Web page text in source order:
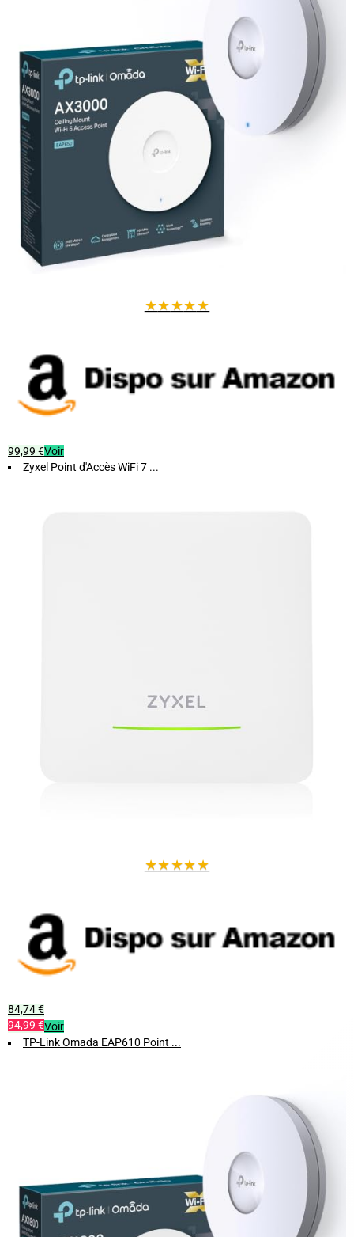
: bi-bande jusqu'à 3550 Mbps avec
8 flux spatiaux, pour une expérience réseau fluide et puissante.
Caractéristiques techniques
Dimensions : 15 cm (hauteur) × 20 cm (longueur) × 15 cm (largeur)
Poids : 1 kg
Couleur : Blanc
Norme WiFi : 802.11ax (WiFi 6)
Port Ethernet : 1 port 2,5 Gigabit avec support PoE+
Date de sortie : janvier 2021
Pourquoi choisir l'EAP660 HD ?
Que ce soit pour une entreprise, une école ou un espace à forte
mesh facilitent la gestion et l'extension du réseau.
★★★★★
99,99 €Voir
Zyxel Point d'Accès WiFi 7 ...
★★★★★
84,74 €
94,99 €Voir
TP-Link Omada EAP610 Point ...